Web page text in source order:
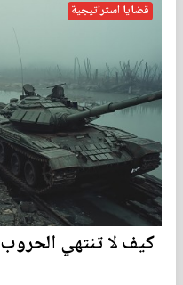
قضايا استراتيجية
كيف لا تنتهي الحروب